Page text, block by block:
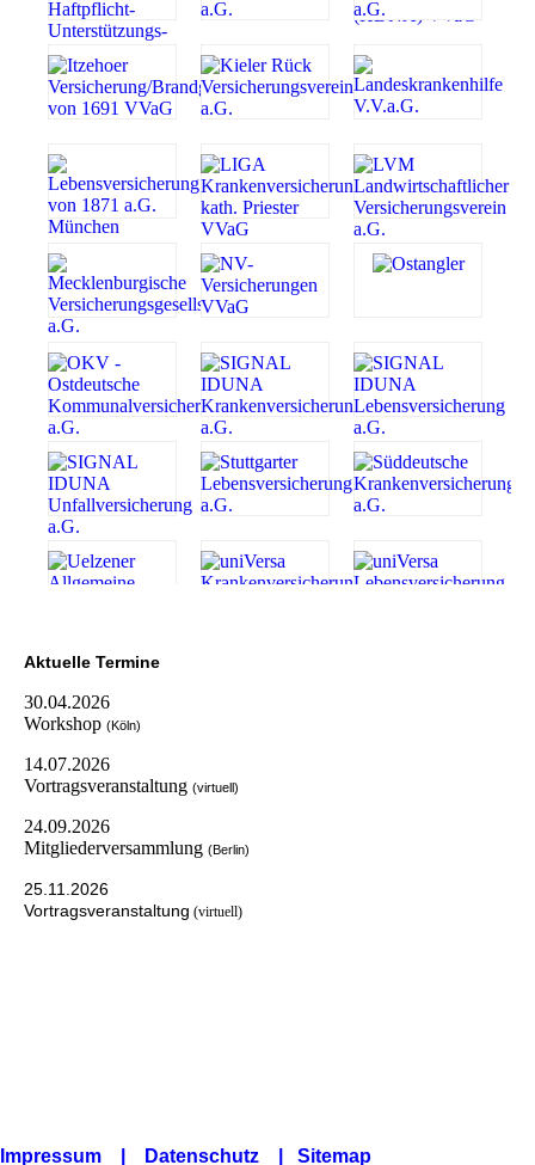
Aktuelle Termine
30.04.2026
Workshop (Köln)
14.07.2026
Vortragsveranstaltung (virtuell)
24.09.2026
Mitgliederversammlung (Berlin)
25.11.2026
Vortragsveranstaltung (virtuell)
Impressum Datenschutz | Sitemap